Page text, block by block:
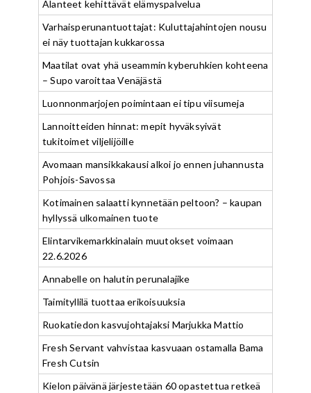
Alanteet kehittävät elämyspalvelua
Varhaisperunantuottajat: Kuluttajahintojen nousu
ei näy tuottajan kukkarossa
Maatilat ovat yhä useammin kyberuhkien kohteena
– Supo varoittaa Venäjästä
Luonnonmarjojen poimintaan ei tipu viisumeja
Lannoitteiden hinnat: mepit hyväksyivät
tukitoimet viljelijöille
Avomaan mansikkakausi alkoi jo ennen juhannusta
Pohjois-Savossa
Kotimainen salaatti kynnetään peltoon? – kaupan
hyllyssä ulkomainen tuote
Elintarvikemarkkinalain muutokset voimaan
22.6.2026
Annabelle on halutin perunalajike
Taimityllilä tuottaa erikoisuuksia
Ruokatiedon kasvujohtajaksi Marjukka Mattio
Fresh Servant vahvistaa kasvuaan ostamalla Bama
Fresh Cutsin
Kielon päivänä järjestetään 60 opastettua retkeä